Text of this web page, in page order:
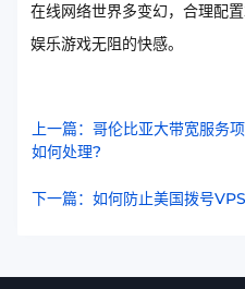
在线网络世界多变幻，合理配
娱乐游戏无阻的快感。
上一篇：哥伦比亚大带宽服务
如何处理?
下一篇：如何防止美国拨号